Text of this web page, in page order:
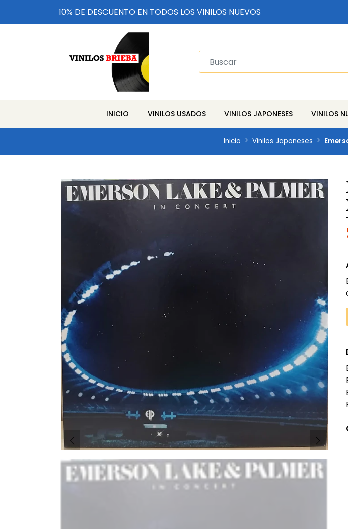
10% DE DESCUENTO EN TODOS LOS VINILOS NUEVOS
INICIO VINILOS USADOS VINILOS JAPONESES VINILOS
Inicio Vinilos Japoneses